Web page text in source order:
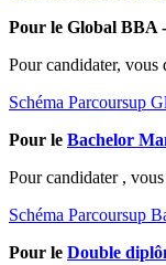
Pour le Global BBA
Pour candidater, vous
Schéma Parcoursup
Pour le Bachelor
Pour candidater ,
Schéma Parcoursup
Pour le Double